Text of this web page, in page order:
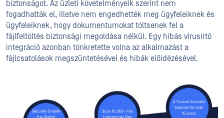
biztonságot. Az üzleti követelményeik szerint nem
fogadhatták el, illetve nem engedhették meg ügyfeleiknek és
ügyfeleiknek, hogy dokumentumokat töltsenek fel a
fájlfeltöltés biztonsági megoldása nélkül. Egy hibás vírusirtó
integráció azonban tönkretette volna az alkalmazást a
fájlcsatolások megszüntetésével és hibák előidézésével.